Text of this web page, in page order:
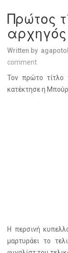
Πρώτος
Written by
comment
Τον πρώτο τίτλο
κατέκτησε η
Η περσινή
μαρτυράει το